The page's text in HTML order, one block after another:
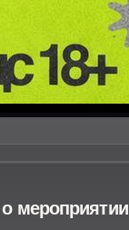
мероприятии